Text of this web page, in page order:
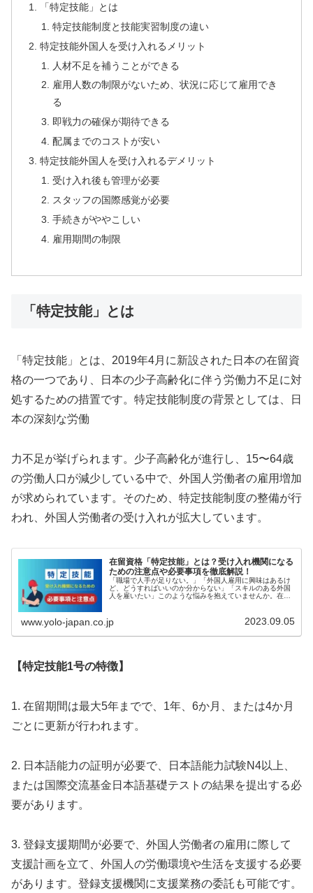
「特定技能」とは
特定技能制度と技能実習制度の違い
特定技能外国人を受け入れるメリット
人材不足を補うことができる
雇用人数の制限がないため、状況に応じて雇用でき
る
即戦力の確保が期待できる
配属までのコストが安い
特定技能外国人を受け入れるデメリット
受け入れ後も管理が必要
スタッフの国際感覚が必要
手続きがややこしい
雇用期間の制限
「特定技能」とは
「特定技能」とは、2019年4月に新設された日本の在留資
格の一つであり、日本の少子高齢化に伴う労働力不足に対
処するための措置です。特定技能制度の背景としては、日
本の深刻な労働
力不足が挙げられます。少子高齢化が進行し、15〜64歳
の労働人口が減少している中で、外国人労働者の雇用増加
が求められています。そのため、特定技能制度の整備が行
われ、外国人労働者の受け入れが拡大しています。
在留資格「特定技能」とは？受け入れ機関になる
ための注意点や必要事項を徹底解説！
「職場で人手が足りない。」「外国人雇用に興味はあるけ
ど、どうすればいいのか分からない」「スキルのある外国
人を雇いたい」このような悩みを抱えていませんか。在留
www.yolo-japan.co.jp 2023.09.05
【特定技能1号の特徴】
1. 在留期間は最大5年までで、1年、6か月、または4か月
ごとに更新が行われます。
2. 日本語能力の証明が必要で、日本語能力試験N4以上、
または国際交流基金日本語基礎テストの結果を提出する必
要があります。
3. 登録支援期間が必要で、外国人労働者の雇用に際して
支援計画を立て、外国人の労働環境や生活を支援する必要
があります。登録支援機関に支援業務の委託も可能です。